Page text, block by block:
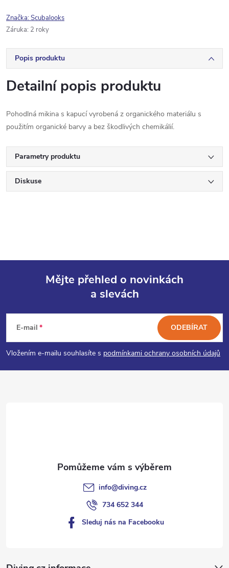
Značka:Scubalooks
Záruka: 2 roky
Popis produktu
Detailní popis produktu
Pohodlná mikina s kapucí vyrobená z organického materiálu s
použitím organické barvy a bez škodlivých chemikálií.
Parametry produktu
Diskuse
p
a
Mějte přehled o novinkách
a slevách
E-mail
Vložením e-mailu souhlasíte s podmínkami ochrany osobních údajů
ODEBÍRAT
info@diving.cz
734 652 344
Sleduj nás na Facebooku